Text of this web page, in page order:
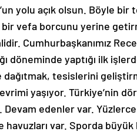
yolu açık olsun. Böyle
bir vefa borcunu yerine
Cumhurbaşkanımız
döneminde yaptığı ilk
dağıtmak, tesislerini
yaşıyor. Türkiye’nin
edenler var. Yüzlerce
havuzları var. Sporda